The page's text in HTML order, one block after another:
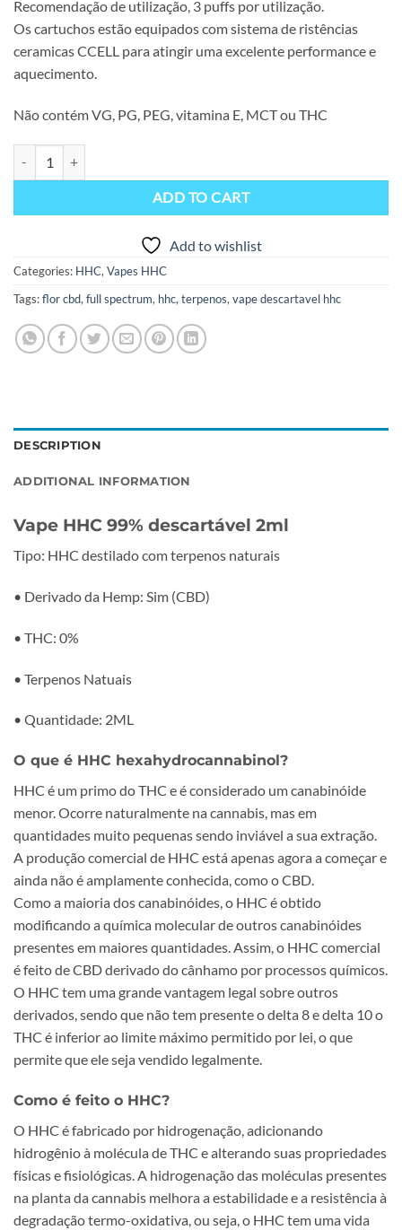
Recomendação de utilização, 3 puffs por utilização.
Os cartuchos estão equipados com sistema de ristências
ceramicas CCELL para atingir uma excelente performance e
aquecimento.
Não contém VG, PG, PEG, vitamina E, MCT ou THC
ADD TO CART
Add to wishlist
Categories: HHC, Vapes HHC
Tags:flor cbd, full spectrum, hhc, terpenos, vape descartavel hhc
DESCRIPTION
ADDITIONAL INFORMATION
Vape HHC 99% descartável 2ml
Tipo: HHC destilado com terpenos naturais
• Derivado da Hemp: Sim (CBD)
• THC: 0%
• Terpenos Natuais
• Quantidade: 2ML
O que é HHC hexahydrocannabinol?
HHC é um primo do THC e é considerado um canabinóide
menor. Ocorre naturalmente na cannabis, mas em
quantidades muito pequenas sendo inviável a sua extração.
A produção comercial de HHC está apenas agora a começar e
ainda não é amplamente conhecida, como o CBD.
Como a maioria dos canabinóides, o HHC é obtido
modificando a química molecular de outros canabinóides
presentes em maiores quantidades. Assim, o HHC comercial
é feito de CBD derivado do cânhamo por processos químicos.
O HHC tem uma grande vantagem legal sobre outros
derivados, sendo que não tem presente o delta 8 e delta 10 o
THC é inferior ao limite máximo permitido por lei, o que
permite que ele seja vendido legalmente.
Como é feito o HHC?
O HHC é fabricado por hidrogenação, adicionando
hidrogênio à molécula de THC e alterando suas propriedades
físicas e fisiológicas. A hidrogenação das moléculas presentes
na planta da cannabis melhora a estabilidade e a resistência à
degradação termo-oxidativa, ou seja, o HHC tem uma vida